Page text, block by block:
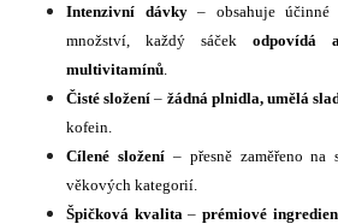
Intenzivní dávky– obsahuje účinné
množství, každý sáček odpovídá
multivitamínů
Čisté složení – žádná plnidla, umělá
kofein.
Cílené složení– přesně zaměřeno na
věkových kategorií.
Špičková kvalita –prémiové